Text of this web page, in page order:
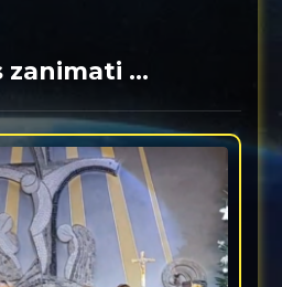
zanimati ...